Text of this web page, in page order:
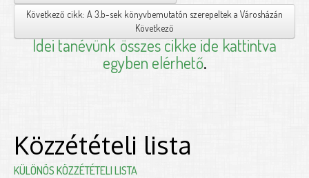
Következő cikk: A 3.b-sek könyvbemutatón szerepeltek a Városházán
Következő
Idei tanévünk összes cikke ide kattintva
egyben elérhető.
Közzétételi lista
KÜLÖNÖS KÖZZÉTÉTELI LISTA